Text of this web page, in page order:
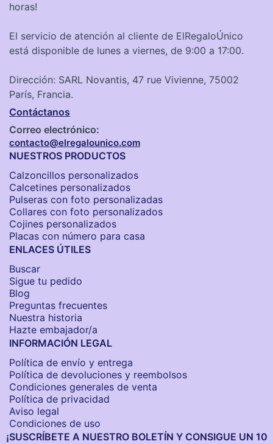
horas!
El servicio de atención al cliente de ElRegaloÚnico
está disponible de lunes a viernes, de 9:00 a 17:00.
Dirección: SARL Novantis, 47 rue Vivienne, 75002
París, Francia.
Contáctanos
Correo electrónico:
contacto@elregalounico.com
NUESTROS PRODUCTOS
Calzoncillos personalizados​
Calcetines personalizados
Pulseras con foto personalizadas
Collares con foto personalizados
Cojines personalizados
Placas con número para casa
ENLACES ÚTILES
Buscar
Sigue tu pedido
Blog
Preguntas frecuentes
Nuestra historia
Hazte embajador/a
INFORMACIÓN LEGAL
Política de envío y entrega
Política de devoluciones y reembolsos
Condiciones generales de venta
Política de privacidad
Aviso legal
Condiciones de uso
¡SUSCRÍBETE A NUESTRO BOLETÍN Y CONSIGUE UN 10